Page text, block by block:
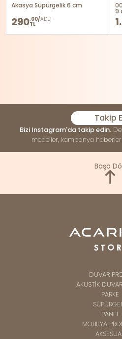
Akasya Süpürgelik 6 cm
290,00/ADET
TL
9
Takip
Bizi Instagram'da takip edin.
modeller, kampanya
Başa
DUVAR
AKUSTİK
PARKE
PANEL
MOBİLYA